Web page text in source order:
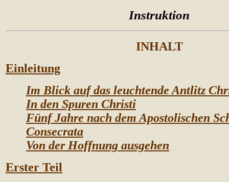
Instruktion
INHALT
Einleitung
Im Blick auf das leuchtende Antlitz
In den Spuren Christi
Fünf Jahre nach dem Apostolischen
Consecrata
Von der Hoffnung ausgehen
Erster Teil